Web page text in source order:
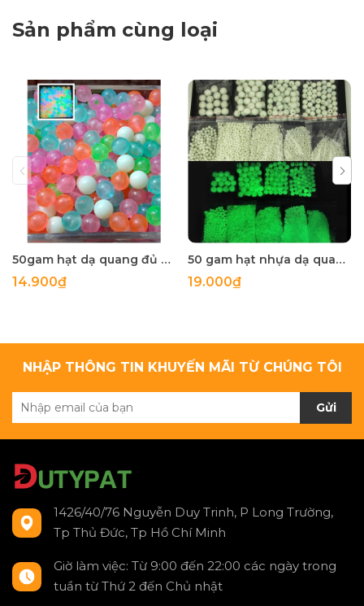
Sản phẩm cùng loại
50gam hạt dạ quang đủ màu 6mm, 8mm, 10mm, 12mm, hạt nhựa tròn
14.900₫
50 gam hạt nhựa dạ quang tròn đủ size 4mm, 5mm, 6mm, 8mm, 10mm, 12mm, 14mm, 16mm ,18mm , 10mm, 22mm, 25mm
19.000₫
NHẬP THÔNG TIN KHUYẾN MÃI TỪ CHÚNG TÔI
Gửi
1426/40/76 Nguyễn Duy Trinh, P Long Trường,
Tp Thủ Đức, Tp Hồ Chí Minh
Giờ làm việc: Từ 9:00 đến 22:00 các ngày trong
tuần từ Thứ 2 đến Chủ nhật